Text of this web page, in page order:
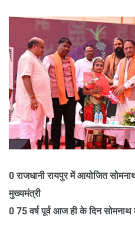
0 राजधानी रायपुर में आयोजित
मुख्यमंत्री
0 75 वर्ष पूर्व आज ही के दिन सोमनाथ